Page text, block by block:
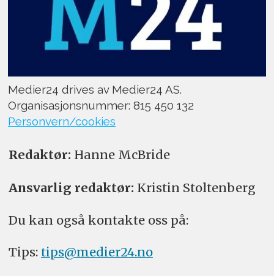
Medier24 drives av Medier24 AS.
Organisasjonsnummer: 815 450 132
Personvern/cookies
Redaktør: Hanne McBride
Ansvarlig redaktør: Kristin Stoltenberg
Du kan også kontakte oss på:
Tips: tips@medier24.no